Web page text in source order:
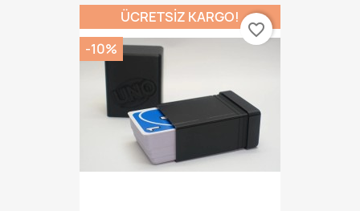
ÜCRETSIZ KARGO!
-10%
favorite_border